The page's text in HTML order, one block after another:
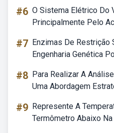
#6 O Sistema Elétrico Do
Principalmente Pelo
#7 Enzimas De Restrição
Engenharia Genética
#8 Para Realizar A
Uma Abordagem
#9 Represente A
Termômetro Abaixo